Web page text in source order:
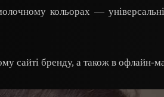
кольорах — універсальні
сайті бренду, а також в офлайн-